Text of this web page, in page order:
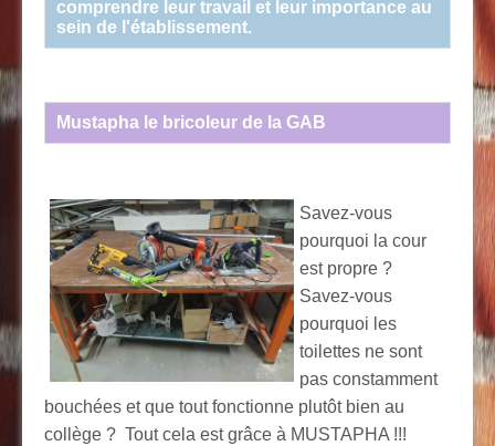
comprendre leur travail et leur importance au
sein de l'établissement.
Mustapha le bricoleur de la GAB
Savez-vous
pourquoi la cour
est propre ?
Savez-vous
pourquoi les
toilettes ne sont
pas constamment
bouchées et que tout fonctionne plutôt bien au
collège ? Tout cela est grâce à MUSTAPHA !!!